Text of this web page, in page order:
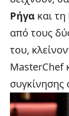
Ρήγα και τη
από τους
του,
MasterChef
συγκίνησης